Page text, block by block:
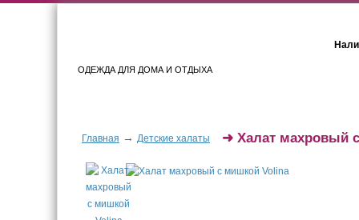
ОДЕЖДА ДЛЯ ДОМА И ОТДЫХА
Главная → Детские халаты ➜ Халат махровый